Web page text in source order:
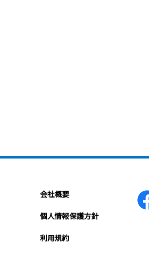
会社概要
個人情報保護方針
利用規約